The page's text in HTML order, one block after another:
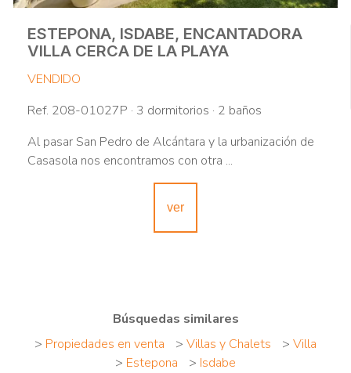
ESTEPONA, ISDABE, ENCANTADORA
VILLA CERCA DE LA PLAYA
VENDIDO
Ref. 208-01027P · 3 dormitorios · 2 baños
Al pasar San Pedro de Alcántara y la urbanización de
Casasola nos encontramos con otra ...
ver
Búsquedas similares
> Propiedades en venta > Villas y Chalets > Villa
> Estepona > Isdabe